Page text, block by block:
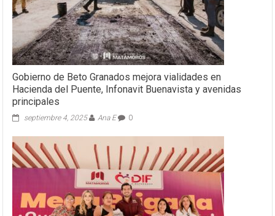
Gobierno de Beto Granados mejora vialidades en
Hacienda del Puente, Infonavit Buenavista y avenidas
principales
septiembre 4, 2025 Ana E 0